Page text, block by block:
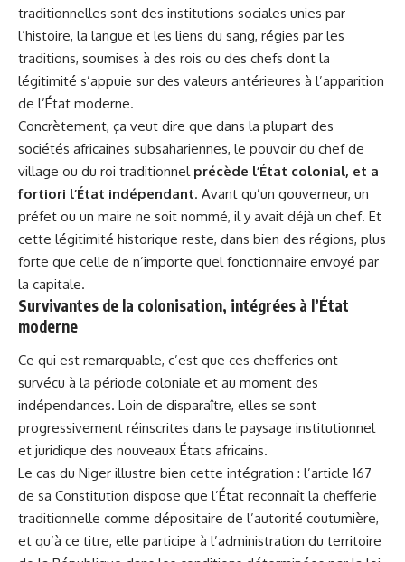
traditionnelles sont des institutions sociales unies par
l’histoire, la langue et les liens du sang, régies par les
traditions, soumises à des rois ou des chefs dont la
légitimité s’appuie sur des valeurs antérieures à l’apparition
de l’État moderne.
Concrètement, ça veut dire que dans la plupart des
sociétés africaines subsahariennes, le pouvoir du chef de
village ou du roi traditionnel précède l’État colonial, et a
fortiori l’État indépendant. Avant qu’un gouverneur, un
préfet ou un maire ne soit nommé, il y avait déjà un chef. Et
cette légitimité historique reste, dans bien des régions, plus
forte que celle de n’importe quel fonctionnaire envoyé par
la capitale.
Survivantes de la colonisation, intégrées à l’État
moderne
Ce qui est remarquable, c’est que ces chefferies ont
survécu à la période coloniale et au moment des
indépendances. Loin de disparaître, elles se sont
progressivement réinscrites dans le paysage institutionnel
et juridique des nouveaux États africains.
Le cas du Niger illustre bien cette intégration : l’article 167
de sa Constitution dispose que l’État reconnaît la chefferie
traditionnelle comme dépositaire de l’autorité coutumière,
et qu’à ce titre, elle participe à l’administration du territoire